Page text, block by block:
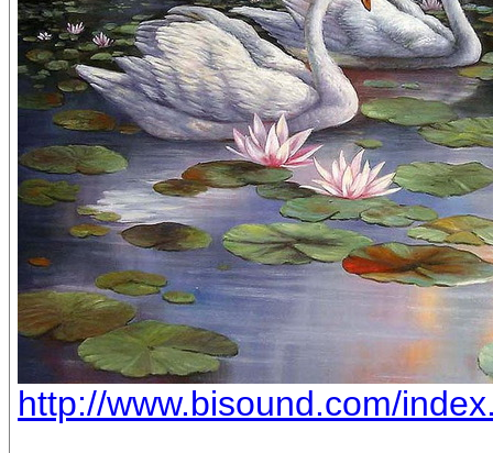
http://www.bisound.com/